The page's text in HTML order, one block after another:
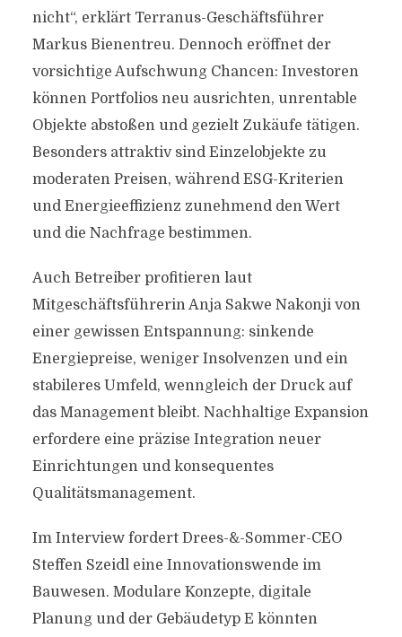
nicht“, erklärt Terranus-Geschäftsführer
Markus Bienentreu. Dennoch eröffnet der
vorsichtige Aufschwung Chancen: Investoren
können Portfolios neu ausrichten, unrentable
Objekte abstoßen und gezielt Zukäufe tätigen.
Besonders attraktiv sind Einzelobjekte zu
moderaten Preisen, während ESG-Kriterien
und Energieeffizienz zunehmend den Wert
und die Nachfrage bestimmen.
Auch Betreiber profitieren laut
Mitgeschäftsführerin Anja Sakwe Nakonji von
einer gewissen Entspannung: sinkende
Energiepreise, weniger Insolvenzen und ein
stabileres Umfeld, wenngleich der Druck auf
das Management bleibt. Nachhaltige Expansion
erfordere eine präzise Integration neuer
Einrichtungen und konsequentes
Qualitätsmanagement.
Im Interview fordert Drees-&-Sommer-CEO
Steffen Szeidl eine Innovationswende im
Bauwesen. Modulare Konzepte, digitale
Planung und der Gebäudetyp E könnten